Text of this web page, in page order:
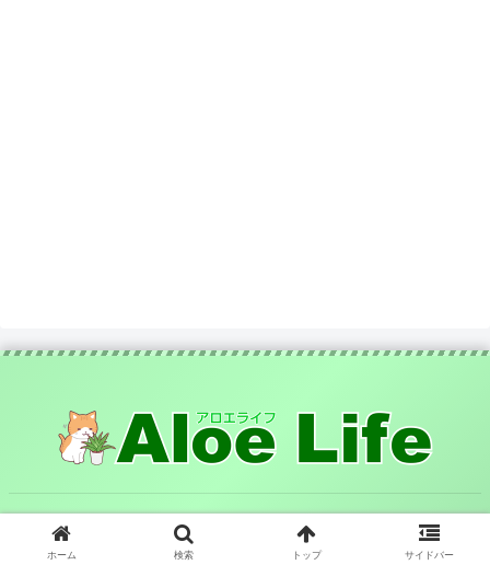
© 2025 アロエライフ｜自然の恵みでキレイと元気をサポート.
ホーム 検索 トップ サイドバー